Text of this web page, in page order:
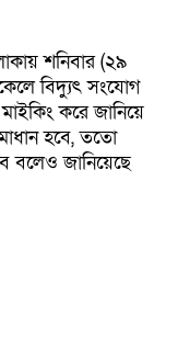
শনিবার (২৯
বিদ্যুৎ সংযোগ
করে জানিয়ে
হবে, ততো
বলেও জানিয়েছে